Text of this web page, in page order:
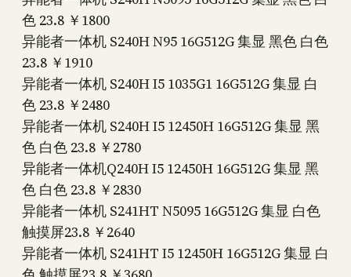
色 23.8 ￥1800
异能者一体机 S240H N95 16G512G 集显 黑色 白色
23.8 ￥1910
异能者一体机 S240H I5 1035G1 16G512G 集显 白
色 23.8 ￥2480
异能者一体机 S240H I5 12450H 16G512G 集显 黑
色 白色 23.8 ￥2780
异能者一体机Q240H I5 12450H 16G512G 集显 黑
色 白色 23.8 ￥2830
异能者一体机 S241HT N5095 16G512G 集显 白色
触摸屏23.8 ￥2640
异能者一体机 S241HT I5 12450H 16G512G 集显 白